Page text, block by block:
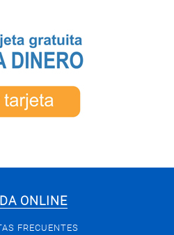
ONLINE
FRECUENTES